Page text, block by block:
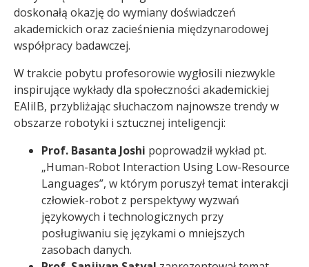
doskonałą okazję do wymiany doświadczeń
akademickich oraz zacieśnienia międzynarodowej
współpracy badawczej.
W trakcie pobytu profesorowie wygłosili niezwykle
inspirujące wykłady dla społeczności akademickiej
EAIiIB, przybliżając słuchaczom najnowsze trendy w
obszarze robotyki i sztucznej inteligencji:
Prof. Basanta Joshi poprowadził wykład pt.
„Human-Robot Interaction Using Low-Resource
Languages”, w którym poruszył temat interakcji
człowiek-robot z perspektywy wyzwań
językowych i technologicznych przy
posługiwaniu się językami o mniejszych
zasobach danych.